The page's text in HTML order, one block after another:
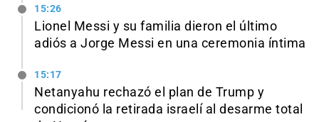
15:26
Lionel Messi y su familia dieron el último
adiós a Jorge Messi en una ceremonia íntima
15:17
Netanyahu rechazó el plan de Trump y
condicionó la retirada israelí al desarme total